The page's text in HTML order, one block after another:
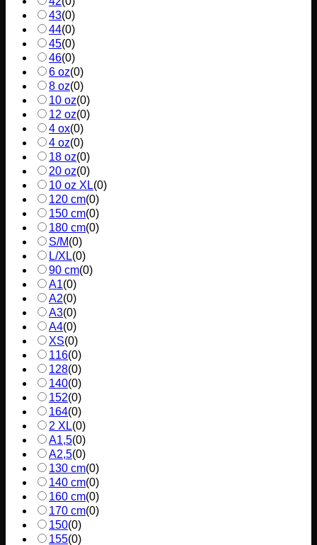
43(0)
44(0)
45(0)
46(0)
6 oz(0)
8 oz(0)
10 oz(0)
12 oz(0)
4 ox(0)
4 oz(0)
18 oz(0)
20 oz(0)
10 oz XL(0)
120 cm(0)
150 cm(0)
180 cm(0)
S/M(0)
L/XL(0)
90 cm(0)
A1(0)
A2(0)
A3(0)
A4(0)
XS(0)
116(0)
128(0)
140(0)
152(0)
164(0)
2 XL(0)
A1,5(0)
A2,5(0)
130 cm(0)
140 cm(0)
160 cm(0)
170 cm(0)
150(0)
155(0)